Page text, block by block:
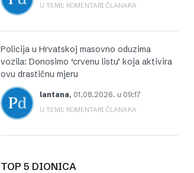
U TEMI: KOMENTARI ČLANAKA
Policija u Hrvatskoj masovno oduzima
vozila: Donosimo ‘crvenu listu’ koja aktivira
ovu drastičnu mjeru
lantana, 01.08.2026. u 09:17
U TEMI: KOMENTARI ČLANAKA
TOP 5 DIONICA